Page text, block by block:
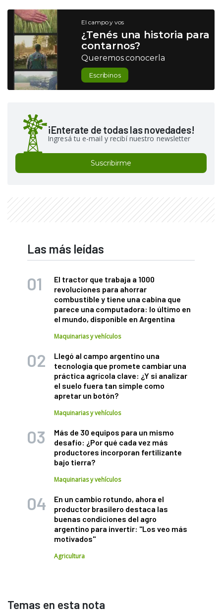
El campo y vos
¿Tenés una historia para
contarnos?
Queremos conocerla
Escribinos
¡Enterate de todas las novedades!
Ingresá tu e-mail y recibí nuestro newsletter
Suscribirme
Las más leídas
El tractor que trabaja a 1000
revoluciones para ahorrar
combustible y tiene una cabina que
parece una computadora: lo último en
el mundo, disponible en Argentina
Maquinarias y vehículos
Llegó al campo argentino una
tecnología que promete cambiar una
práctica agrícola clave: ¿Y si analizar
el suelo fuera tan simple como
apretar un botón?
Maquinarias y vehículos
Más de 30 equipos para un mismo
desafío: ¿Por qué cada vez más
productores incorporan fertilizante
bajo tierra?
Maquinarias y vehículos
En un cambio rotundo, ahora el
productor brasilero destaca las
buenas condiciones del agro
argentino para invertir: "Los veo más
motivados"
Agricultura
Temas en esta nota